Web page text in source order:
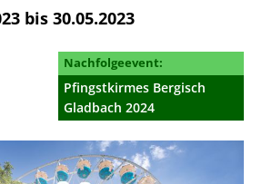
bis 30.05.2023
Nachfolgeevent:
Pfingstkirmes Bergisch
Gladbach 2024